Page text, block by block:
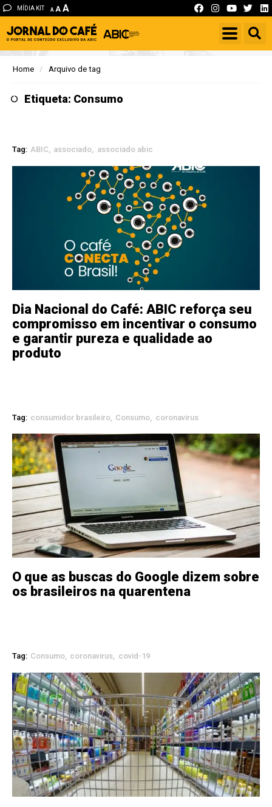
MÍDIA KIT A A A
Home Arquivo de tag
Etiqueta: Consumo
Tag: ABIC associado associado abic
Dia Nacional do Café: ABIC reforça seu
compromisso em incentivar o consumo
e garantir pureza e qualidade ao
produto
Tag: consumidor brasileiro Consumo coronavirus
O que as buscas do Google dizem sobre
os brasileiros na quarentena
Tag: Consumo coronavirus covid-19